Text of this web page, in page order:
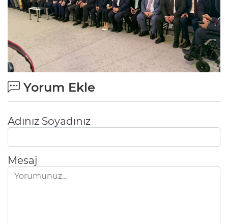
Yorum Ekle
Adınız Soyadınız
Mesaj